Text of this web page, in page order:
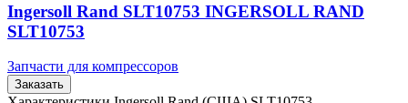
Ingersoll Rand SLT10753 INGERSOLL RAND
SLT10753
Запчасти для компрессоров
Заказать